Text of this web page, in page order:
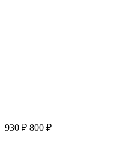
930 ₽ 800 ₽